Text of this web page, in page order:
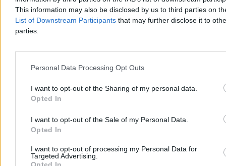
This information may also be disclosed by us to third parties on
List of Downstream Participants that may further disclose it to
parties.
Personal Data Processing Opt Outs
I want to opt-out of the Sharing of my personal data.
Opted In
I want to opt-out of the Sale of my Personal Data.
Opted In
I want to opt-out of processing my Personal Data for
Targeted Advertising.
Komu szkodzi to, że państwo uzna więź, która już istnieje: prawną,
osobistą, rodzinną, życiową? Kogo i dlaczego boli to, że państwo
nazwie rzeczy po imieniu: małżeństwo – dwie osoby, wspólne
Sylwia Spurek
Dzisiaj 18:11
Reklama
Reklama